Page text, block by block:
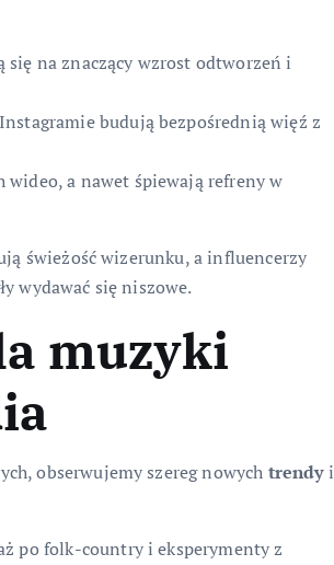
się na znaczący wzrost odtworzeń i
budują bezpośrednią więź z
a nawet śpiewają refreny w
świeżość wizerunku, a influencerzy
wydawać się niszowe.
muzyki
obserwujemy szereg nowych trendyi
po folk-country i eksperymenty z